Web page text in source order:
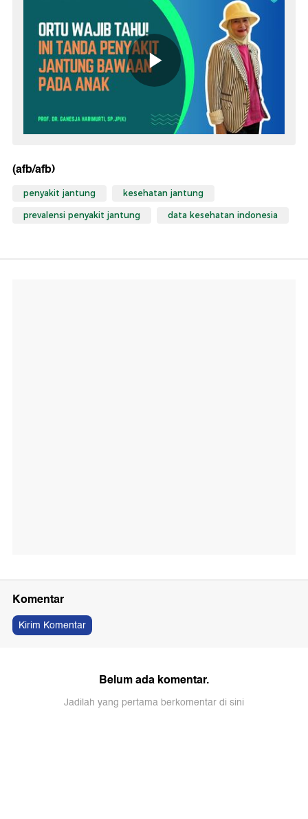
(afb/afb)
penyakit jantung kesehatan jantung
prevalensi penyakit jantung data kesehatan indonesia
Komentar
Kirim Komentar
Belum ada komentar.
Jadilah yang pertama berkomentar di sini